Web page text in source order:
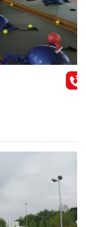
Next